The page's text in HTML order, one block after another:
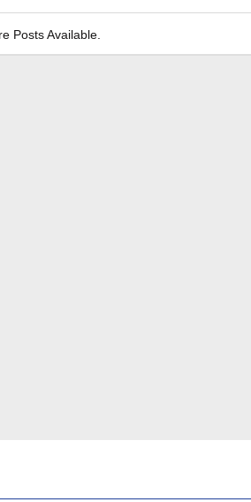
Posts Available.